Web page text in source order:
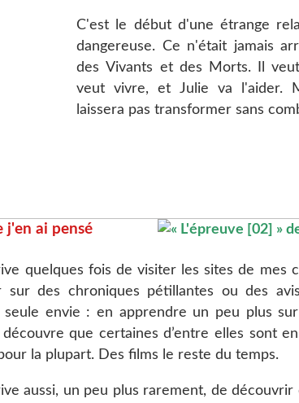
C'est le début d'une étrange
dangereuse. Ce n'était jamais
des Vivants et des Morts. Il
veut vivre, et Julie va l'aider.
laissera pas transformer sans
j'en ai pensé
quelques fois de visiter les sites de mes
sur des chroniques pétillantes ou des
seule envie : en apprendre un peu plus
que certaines d’entre elles sont
la plupart. Des films le reste du temps.
aussi, un peu plus rarement, de